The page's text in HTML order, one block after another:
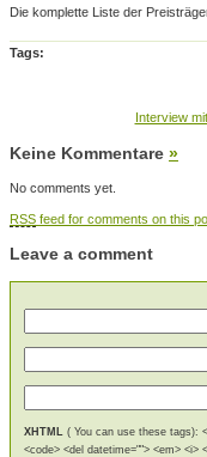
Die komplette Liste der
Tags:
Interview
Keine Kommentare »
No comments yet.
RSS feed for comments on this
Leave a comment
XHTML
( You can use these tags):
<code> <del datetime=""> <em> <i>